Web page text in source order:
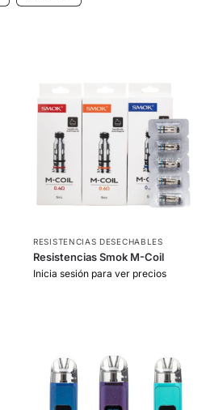
RESISTENCIAS DESECHABLES
Resistencias Smok M-Coil
Inicia sesión para ver precios